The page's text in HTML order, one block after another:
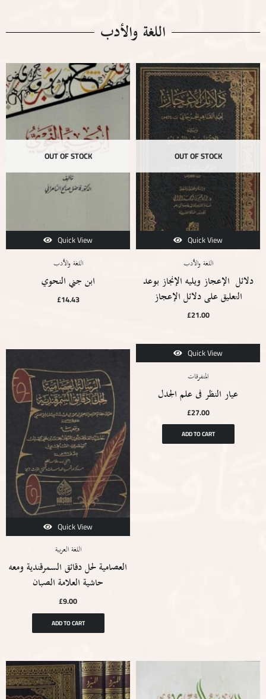
اللغة والأدب
OUT OF STOCK
Quick View
اللغة والأدب
ابن جني النحوي
£14.43
OUT OF STOCK
Quick View
اللغة والأدب
دلائل الإعجاز ويليه الإنجاز بوعد
التعليق على دلائل الإعجاز
£21.00
Quick View
اللغة العربية
العصامية لحل دقائق السمرقندية ومعه
حاشية العلامة الصبان
£9.00
ADD TO CART
Quick View
المتفرقات
عيار النظر فى علم الجدل
£27.00
ADD TO CART